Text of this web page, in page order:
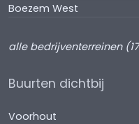
Boezem West
alle bedrijventerreinen
Buurten dichtbij
Voorhout